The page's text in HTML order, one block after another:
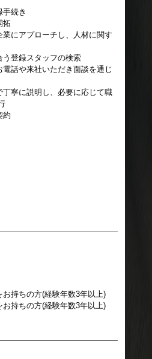
手続き
拓
業にアプローチし、人材に関す
う登録スタッフの検索
電話や来社いただき面談を通じ
丁寧に説明し、必要に応じて職
約
お持ちの方(経験年数3年以上)
お持ちの方(経験年数3年以上)